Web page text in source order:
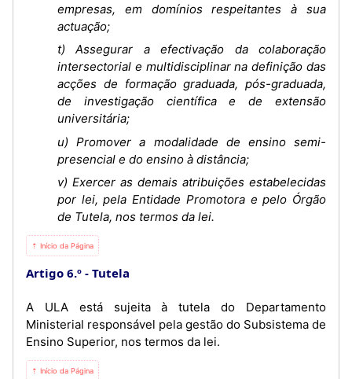
empresas, em domínios respeitantes à sua
actuação;
t) Assegurar a efectivação da colaboração
intersectorial e multidisciplinar na definição das
acções de formação graduada, pós-graduada,
de investigação científica e de extensão
universitária;
u) Promover a modalidade de ensino semi-
presencial e do ensino à distância;
v) Exercer as demais atribuições estabelecidas
por lei, pela Entidade Promotora e pelo Órgão
de Tutela, nos termos da lei.
⇡ Início da Página
Artigo 6.º Tutela
A ULA está sujeita à tutela do Departamento
Ministerial responsável pela gestão do Subsistema de
Ensino Superior, nos termos da lei.
⇡ Início da Página